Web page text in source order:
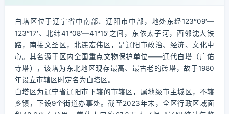
白塔区位于辽宁省中南部、辽阳市中部，地处东经123°09′—
123°17′、北纬41°08′—41°15′之间，东依太子河，西邻沈大铁
路，南接文圣区，北连宏伟区，是辽阳市政治、经济、文化中
心。其名源于区内全国重点文物保护单位——辽代白塔（广佑
寺塔），该塔为东北地区现存最高、最古老的砖塔，故于1980
年设立市辖区时定名为白塔区。
白塔区为辽宁省辽阳市下辖的市辖区，属地级市主城区，不辖
乡镇，下设9个街道办事处。截至2023年末，全区行政区域面